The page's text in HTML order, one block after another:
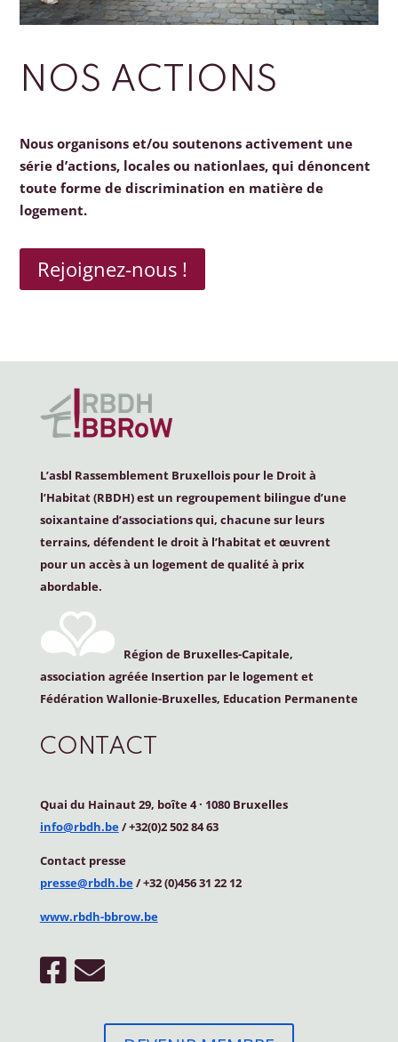
NOS ACTIONS
Nous organisons et/ou soutenons activement une
série d’actions, locales ou nationlaes, qui dénoncent
toute forme de discrimination en matière de
logement.
Rejoignez-nous !
L’asbl Rassemblement Bruxellois pour le Droit à
l’Habitat (RBDH) est un regroupement bilingue d’une
soixantaine d’associations qui, chacune sur leurs
terrains, défendent le droit à l’habitat et œuvrent
pour un accès à un logement de qualité à prix
abordable.
Région de Bruxelles-Capitale,
association agréée Insertion par le logement et
Fédération Wallonie-Bruxelles, Education Permanente
CONTACT
Quai du Hainaut 29, boîte 4· 1080 Bruxelles
info@rbdh.be/ +32(0)2 502 84 63
Contact presse
presse@rbdh.be/ +32 (0)456 31 22 12
www.rbdh-bbrow.be